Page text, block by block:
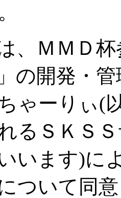
、ＭＭＤ
の開発・
ゃーりぃ(
るＳＫＳ
います)に
ついて同